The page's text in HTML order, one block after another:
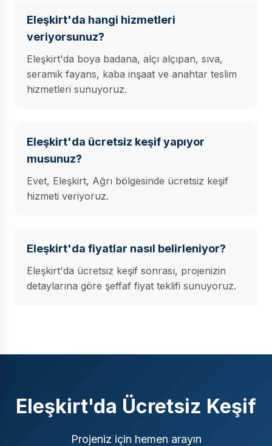
Eleşkirt'da hangi hizmetleri
veriyorsunuz?
Eleşkirt'da boya badana, alçı alçıpan, sıva,
seramik fayans, kaba inşaat ve anahtar teslim
hizmetleri sunuyoruz.
Eleşkirt'da ücretsiz keşif yapıyor
musunuz?
Evet, Eleşkirt, Ağrı bölgesinde ücretsiz keşif
hizmeti veriyoruz.
Eleşkirt'da fiyatlar nasıl belirleniyor?
Eleşkirt'da ücretsiz keşif sonrası, projenizin
detaylarına göre şeffaf fiyat teklifi sunuyoruz.
Eleşkirt'da Ücretsiz Keşif
Projeniz için hemen arayın